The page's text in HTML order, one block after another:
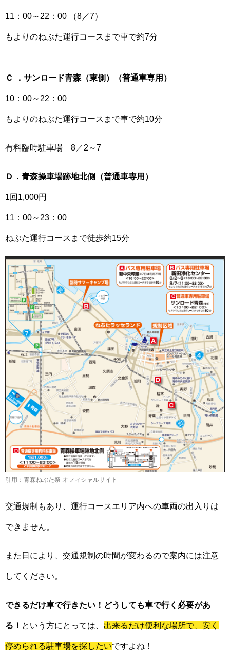
11：00～22：00 （8／7）
もよりのねぶた運行コースまで車で約7分
Ｃ ．サンロード青森（東側）（普通車専用）
10：00～22：00
もよりのねぶた運行コースまで車で約10分
有料臨時駐車場 8／2～7
Ｄ．青森操車場跡地北側（普通車専用）
1回1,000円
11：00～23：00
ねぶた運行コースまで徒歩約15分
引用：青森ねぶた祭 オフィシャルサイト
交通規制もあり、運行コースエリア内への車両の出入りは
できません。
また日により、交通規制の時間が変わるので案内には注意
してください。
できるだけ車で行きたい！どうしても車で行く必要があ
る！ という方にとっては、 出来るだけ便利な場所で、安く
停められる駐車場を探したいですよね！